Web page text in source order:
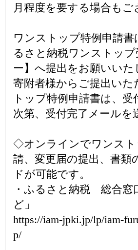
月程度を要する場合もご
ワンストップ特例申請書
るさと納税ワンストップ
ー】へ提出をお願いいた
寄附者様からご提出いた
トップ特例申請書は、受
次第、受付完了メールを
◇オンラインでワンスト
請、変更届の提出、書類
ドが可能です。
・ふるさと納税 総合窓
ど」
https://iam-jpki.jp/lp/iam-
p/